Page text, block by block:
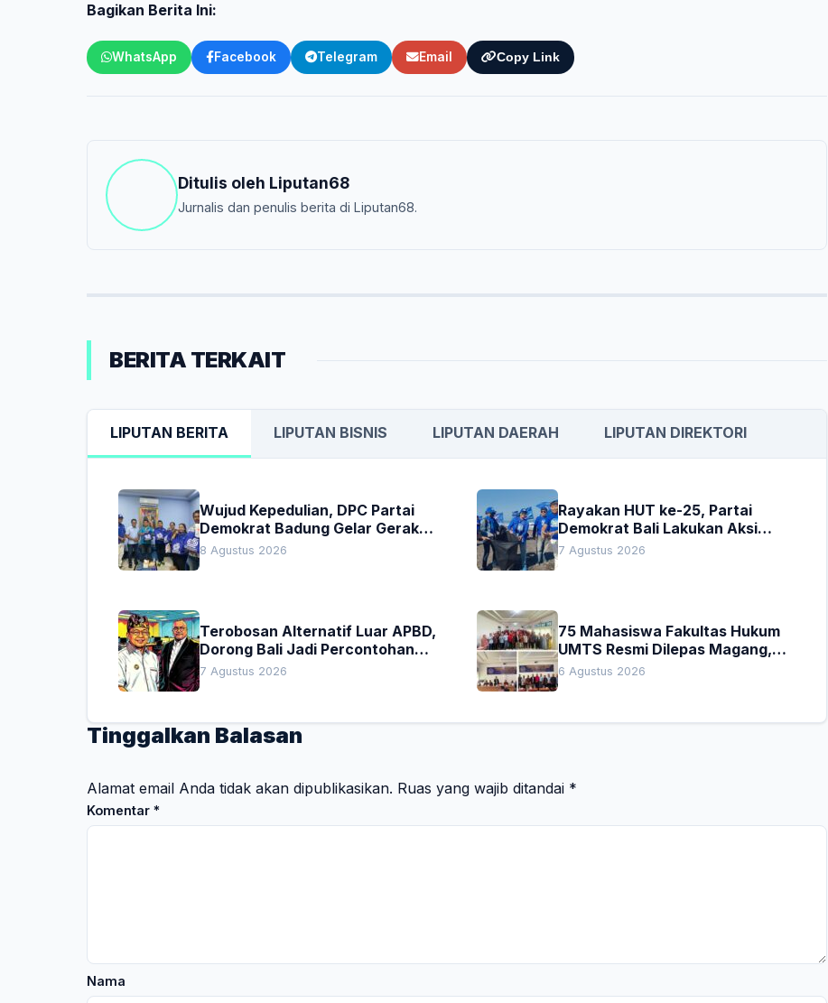
Bagikan Berita Ini:
WhatsApp Facebook Telegram Email Copy Link
Ditulis oleh Liputan68
Jurnalis dan penulis berita di Liputan68.
BERITA TERKAIT
LIPUTAN BERITA LIPUTAN BISNIS LIPUTAN DAERAH LIPUTAN DIREKTORI
Wujud Kepedulian, DPC Partai
Demokrat Badung Gelar Gerakan
Donor Darah
8 Agustus 2026
Rayakan HUT ke-25, Partai
Demokrat Bali Lakukan Aksi
Nyata Pelestarian Lingkungan
7 Agustus 2026
Terobosan Alternatif Luar APBD,
Dorong Bali Jadi Percontohan
Nasional Pembiayaan Daerah
7 Agustus 2026
75 Mahasiswa Fakultas Hukum
UMTS Resmi Dilepas Magang,
Dekan Titip Empat Pesan
6 Agustus 2026
Tinggalkan Balasan
Alamat email Anda tidak akan dipublikasikan. Ruas yang wajib ditandai *
Komentar *
Nama